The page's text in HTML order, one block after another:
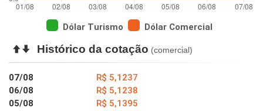
Dólar Turismo Dólar Comercial
Histórico da cotação (comercial)
07/08
R$ 5,1237
06/08
R$ 5,1238
05/08
R$ 5,1395